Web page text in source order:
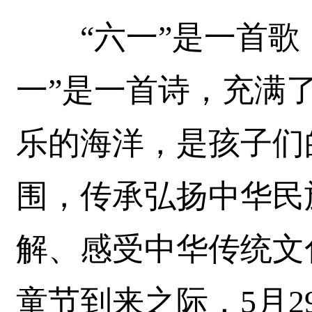
“六一”是一首歌
一”是一首诗，充满
乐的海洋，是孩子
围，传承弘扬中华
解、感受中华传统
童节到来之际，5月